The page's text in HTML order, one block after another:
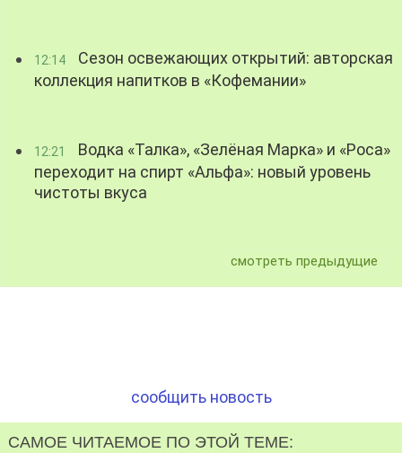
12:14
Сезон освежающих открытий: авторская
коллекция напитков в «Кофемании»
12:21
Водка «Талка», «Зелёная Марка» и «Роса»
переходит на спирт «Альфа»: новый уровень
чистоты вкуса
смотреть предыдущие
сообщить новость
САМОЕ ЧИТАЕМОЕ ПО ЭТОЙ ТЕМЕ: